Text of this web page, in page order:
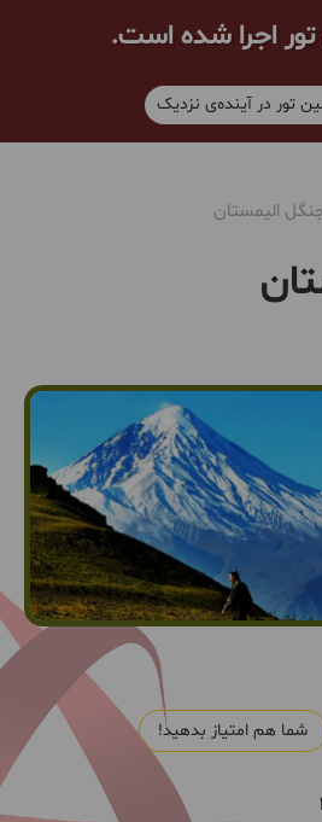
تور اجرا شده است.
تور در آینده‌ی نزدیک
الیمستان
شما هم امتیاز بدهید!